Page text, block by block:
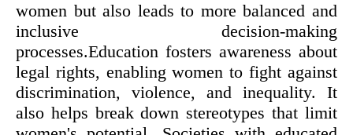
women but also leads to more balanced and
inclusive decision-making
processes.Education fosters awareness about
legal rights, enabling women to fight against
discrimination, violence, and inequality. It
also helps break down stereotypes that limit